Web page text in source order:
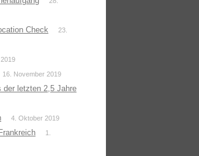
Check
23.
16. November 2019
der letzten 2,5 Jahre
4. Oktober 2019
1.